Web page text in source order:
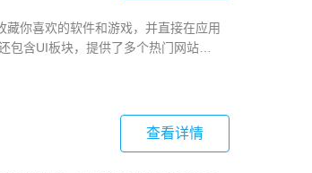
你喜欢的软件和游戏，并直接在应用
含UI板块，提供了多个热门网站，
查看详情